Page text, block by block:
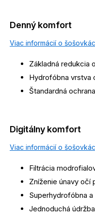
Denný komfort
Viac informácií o
Základná redukcia
Hydrofóbna vrstva
Štandardná
Digitálny komfort
Viac informácií o
Filtrácia
Zníženie únavy očí
Superhydrofóbna
Jednoduchá